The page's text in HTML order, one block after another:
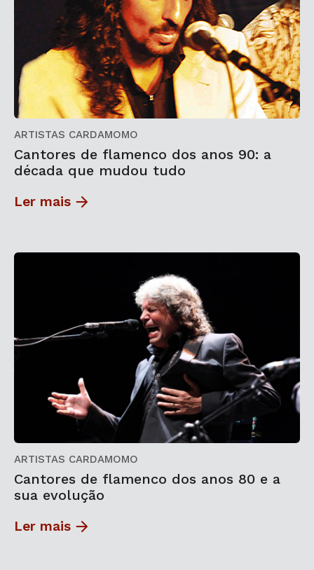
ARTISTAS CARDAMOMO
Cantores de flamenco dos anos 90: a
década que mudou tudo
Ler mais
ARTISTAS CARDAMOMO
Cantores de flamenco dos anos 80 e a
sua evolução
Ler mais